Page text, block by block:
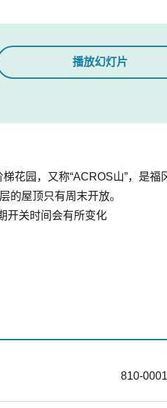
播放幻灯片
花园，又称“ACROS山”，是
的屋顶只有周末开放。
开关时间会有所变化
810-